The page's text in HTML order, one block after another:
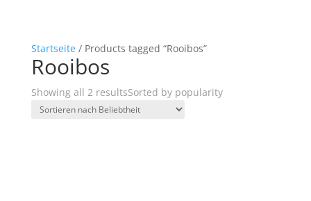
Startseite/ Products tagged “Rooibos”
Rooibos
Showing all 2 resultsSorted by popularity